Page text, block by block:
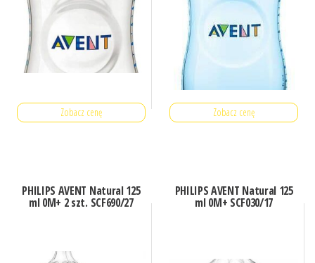
Zobacz cenę Zobacz cenę
PHILIPS AVENT Natural 125
ml 0M+ 2 szt. SCF690/27
PHILIPS AVENT Natural 125
ml 0M+ SCF030/17